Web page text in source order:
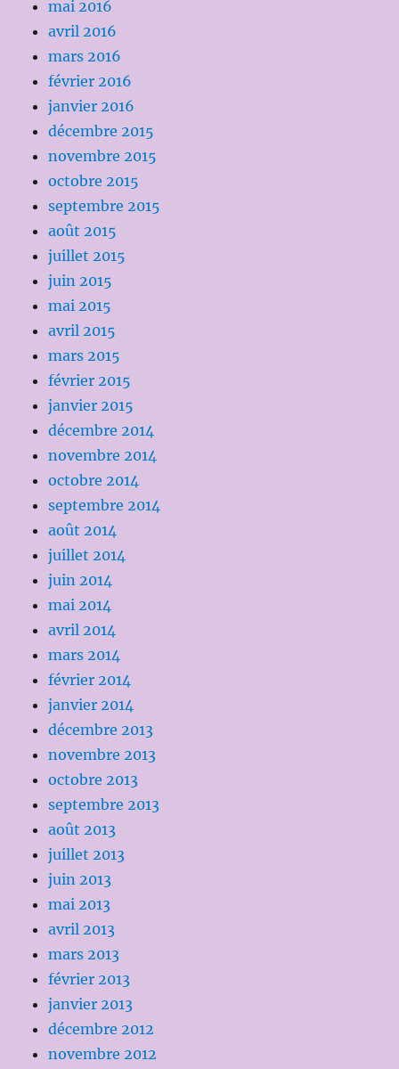
mai 2016
avril 2016
mars 2016
février 2016
janvier 2016
décembre 2015
novembre 2015
octobre 2015
septembre 2015
août 2015
juillet 2015
juin 2015
mai 2015
avril 2015
mars 2015
février 2015
janvier 2015
décembre 2014
novembre 2014
octobre 2014
septembre 2014
août 2014
juillet 2014
juin 2014
mai 2014
avril 2014
mars 2014
février 2014
janvier 2014
décembre 2013
novembre 2013
octobre 2013
septembre 2013
août 2013
juillet 2013
juin 2013
mai 2013
avril 2013
mars 2013
février 2013
janvier 2013
décembre 2012
novembre 2012